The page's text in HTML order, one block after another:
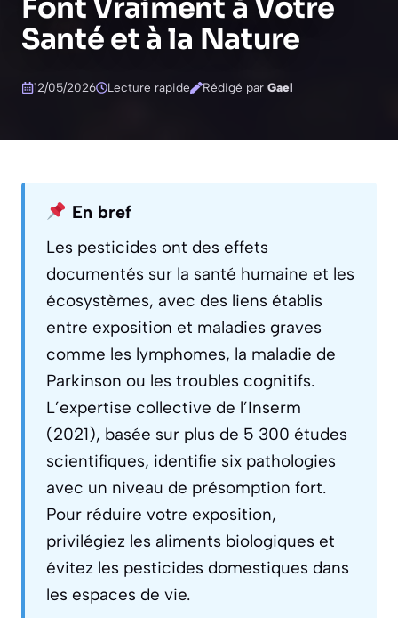
Font Vraiment à Votre
Santé et à la Nature
12/05/2026 Lecture rapide Rédigé par Gael
En bref
Les pesticides ont des effets
documentés sur la santé humaine et les
écosystèmes, avec des liens établis
entre exposition et maladies graves
comme les lymphomes, la maladie de
Parkinson ou les troubles cognitifs.
L’expertise collective de l’Inserm
(2021), basée sur plus de 5 300 études
scientifiques, identifie six pathologies
avec un niveau de présomption fort.
Pour réduire votre exposition,
privilégiez les aliments biologiques et
évitez les pesticides domestiques dans
les espaces de vie.